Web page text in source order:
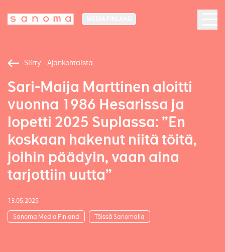
Siirry - Ajankohtaista
Sari-Maija Marttinen aloitti
vuonna 1986 Hesarissa ja
lopetti 2025 Suplassa: ”En
koskaan hakenut niitä töitä,
joihin päädyin, vaan aina
tarjottiin uutta”
13.05.2025
Sanoma Media Finland Töissä Sanomalla